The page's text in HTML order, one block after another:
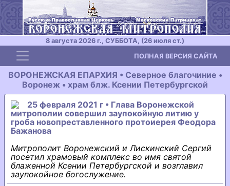
8 августа 2026 г., СУББОТА, (26 июля ст.)
Toggle navigation ПОЛНАЯ ВЕРСИЯ САЙТА
ВОРОНЕЖСКАЯ ЕПАРХИЯ • Северное благочиние •
Воронеж • храм блж. Ксении Петербургской
25 февраля 2021 г • Глава Воронежской
митрополии совершил заупокойную литию у
гроба новопреставленного протоиерея Феодора
Бажанова
Митрополит Воронежский и Лискинский Сергий
посетил храмовый комплекс во имя святой
блаженной Ксении Петербургской и возглавил
заупокойное богослужение.